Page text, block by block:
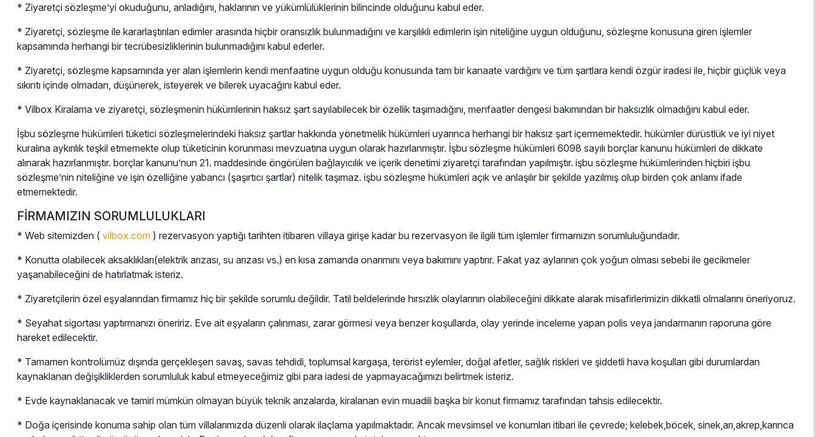
* Ziyaretçi sözleşme’yi okuduğunu, anladığını, haklarının ve yükümlülüklerinin bilincinde olduğunu kabul eder.
* Ziyaretçi, sözleşme ile kararlaştırılan edimler arasında hiçbir oransızlık bulunmadığını ve karşılıklı edimlerin işin niteliğine uygun olduğunu, sözleşme konusuna giren işlemler
kapsamında herhangi bir tecrübesizliklerinin bulunmadığını kabul ederler.
* Ziyaretçi, sözleşme kapsamında yer alan işlemlerin kendi menfaatine uygun olduğu konusunda tam bir kanaate vardığını ve tüm şartlara kendi özgür iradesi ile, hiçbir güçlük veya
sıkıntı içinde olmadan, düşünerek, isteyerek ve bilerek uyacağını kabul eder.
* Vilbox Kiralama ve ziyaretçi, sözleşmenin hükümlerinin haksız şart sayılabilecek bir özellik taşımadığını, menfaatler dengesi bakımından bir haksızlık olmadığını kabul eder.
İşbu sözleşme hükümleri tüketici sözleşmelerindeki haksız şartlar hakkında yönetmelik hükümleri uyarınca herhangi bir haksız şart içermemektedir. hükümler dürüstlük ve iyi niyet
kuralına aykırılık teşkil etmemekte olup tüketicinin korunması mevzuatına uygun olarak hazırlanmıştır. İşbu sözleşme hükümleri 6098 sayılı borçlar kanunu hükümleri de dikkate
alınarak hazırlanmıştır. borçlar kanunu’nun 21. maddesinde öngörülen bağlayıcılık ve içerik denetimi ziyaretçi tarafından yapılmıştır. işbu sözleşme hükümlerinden hiçbiri işbu
sözleşme’nin niteliğine ve işin özelliğine yabancı (şaşırtıcı şartlar) nitelik taşımaz. işbu sözleşme hükümleri açık ve anlaşılır bir şekilde yazılmış olup birden çok anlamı ifade
etmemektedir.
FİRMAMIZIN SORUMLULUKLARI
* Web sitemizden ( vilbox.com ) rezervasyon yaptığı tarihten itibaren villaya girişe kadar bu rezervasyon ile ilgili tüm işlemler firmamızın sorumluluğundadır.
* Konutta olabilecek aksaklıkları(elektrik arızası, su arızası vs.) en kısa zamanda onarımını veya bakımını yaptırır. Fakat yaz aylarının çok yoğun olması sebebi ile gecikmeler
yaşanabileceğini de hatırlatmak isteriz.
* Ziyaretçilerin özel eşyalarından firmamız hiç bir şekilde sorumlu değildir. Tatil beldelerinde hırsızlık olaylarının olabileceğini dikkate alarak misafirlerimizin dikkatli olmalarını öneriyoruz.
* Seyahat sigortası yaptırmanızı öneririz. Eve ait eşyaların çalınması, zarar görmesi veya benzer koşullarda, olay yerinde inceleme yapan polis veya jandarmanın raporuna göre
hareket edilecektir.
* Tamamen kontrolümüz dışında gerçekleşen savaş, savas tehdidi, toplumsal kargaşa, terörist eylemler, doğal afetler, sağlık riskleri ve şiddetli hava koşulları gibi durumlardan
kaynaklanan değişikliklerden sorumluluk kabul etmeyeceğimiz gibi para iadesi de yapmayacağımızı belirtmek isteriz.
* Evde kaynaklanacak ve tamiri mümkün olmayan büyük teknik arızalarda, kiralanan evin muadili başka bir konut firmamız tarafından tahsis edilecektir.
* Doğa içerisinde konuma sahip olan tüm villalarımızda düzenli olarak ilaçlama yapılmaktadır. Ancak mevsimsel ve konumları itibari ile çevrede; kelebek,böcek, sinek,arı,akrep,karınca